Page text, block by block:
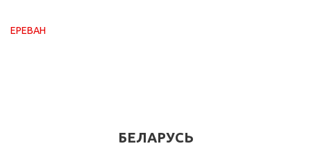
ЕРЕВАН
БЕЛАРУСЬ